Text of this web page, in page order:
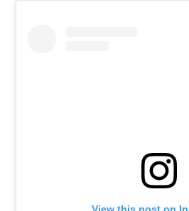
View this post on